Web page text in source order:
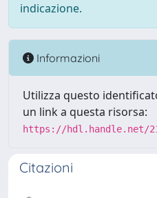
indicazione.
Informazioni
Utilizza questo
un link a questa risorsa:
https://hdl.handle.net/
Citazioni